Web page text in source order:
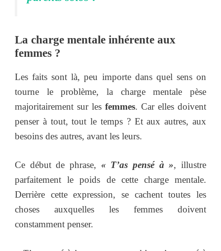
La charge mentale inhérente aux
femmes ?
Les faits sont là, peu importe dans quel sens on
tourne le problème, la charge mentale pèse
majoritairement sur les femmes. Car elles doivent
penser à tout, tout le temps ? Et aux autres, aux
besoins des autres, avant les leurs.
Ce début de phrase, « T’as pensé à », illustre
parfaitement le poids de cette charge mentale.
Derrière cette expression, se cachent toutes les
choses auxquelles les femmes doivent
constamment penser.